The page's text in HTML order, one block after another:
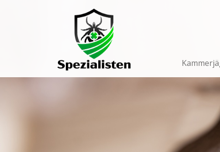
Navigation